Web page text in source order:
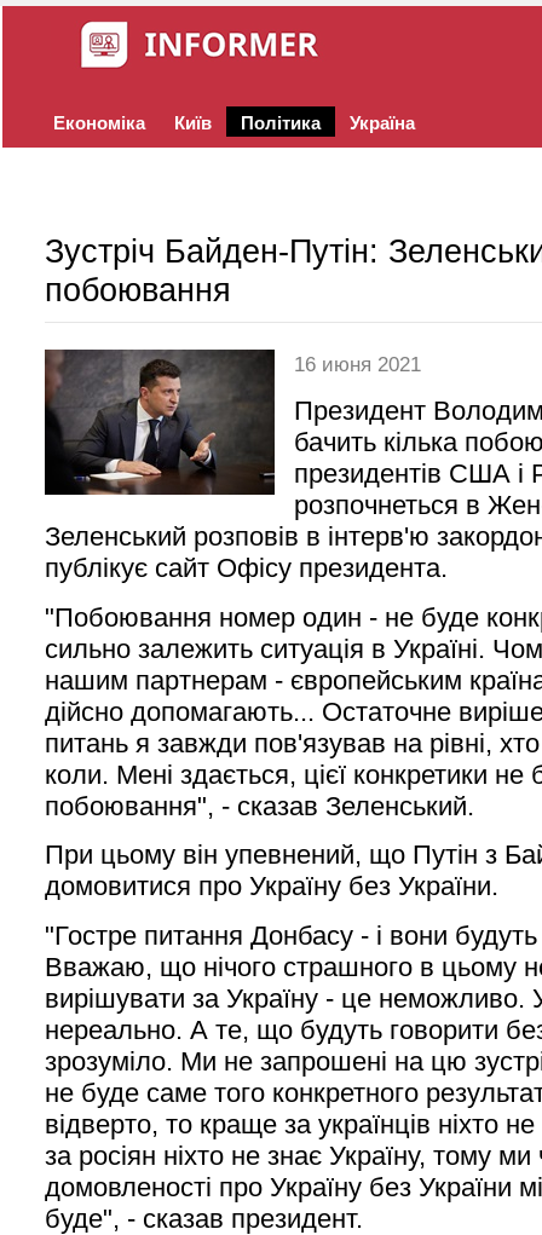
Економіка Київ Політика Україна
Зустріч Байден-Путін:
побоювання
16 июня 2021
Президент
бачить кілька
президентів США і
розпочнеться в
Зеленський розповів в інтерв'ю
публікує сайт Офісу президента.
"Побоювання номер один - не буде
сильно залежить ситуація в Україні.
нашим партнерам - європейським
дійсно допомагають... Остаточне
питань я завжди пов'язував на рівні,
коли. Мені здається, цієї конкретики
побоювання", - сказав Зеленський.
При цьому він упевнений, що Путін з
домовитися про Україну без України.
"Гостре питання Донбасу - і вони
Вважаю, що нічого страшного в цьому
вирішувати за Україну - це
нереально. А те, що будуть говорити
зрозуміло. Ми не запрошені на цю
не буде саме того конкретного
відверто, то краще за українців ніхто
за росіян ніхто не знає Україну, тому
домовленості про Україну без України
буде", - сказав президент.